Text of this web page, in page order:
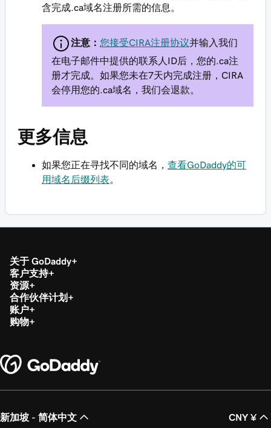
含完成.ca域名注册所需的信息。
注意： 您接受CIRA注册协议并输入我们
在电子邮件中提供的联系人ID后，您的.ca注
册才完成。如果您未在7天内完成注册，CIRA
会停用您的.ca域名，我们会退款。
更多信息
如果您正在寻找不同的域名， 查看GoDaddy的可
用域名后缀列表
关于 GoDaddy
客户支持
资源
合作伙伴计划
账户
购物
新加坡 - 简体中文 CNY ¥